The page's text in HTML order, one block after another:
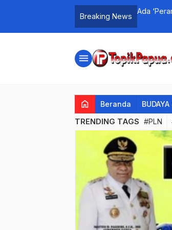
Breaking News
menu
home Beranda
TRENDING TAGS #PLN